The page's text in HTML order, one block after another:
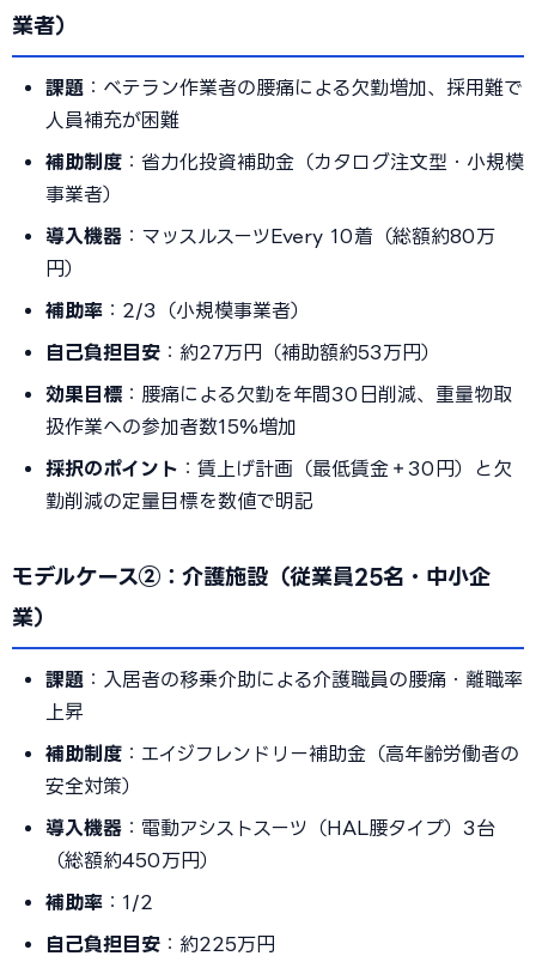
業者）
課題 ：ベテラン作業者の腰痛による欠勤増加、採用難で
人員補充が困難
補助制度 ：省力化投資補助金（カタログ注文型・小規模
事業者）
導入機器 ：マッスルスーツEvery 10着（総額約80万
円）
補助率 ：2/3（小規模事業者）
自己負担目安 ：約27万円（補助額約53万円）
効果目標 ：腰痛による欠勤を年間30日削減、重量物取
扱作業への参加者数15%増加
採択のポイント ：賃上げ計画（最低賃金＋30円）と欠
勤削減の定量目標を数値で明記
モデルケース②：介護施設（従業員25名・中小企
業）
課題 ：入居者の移乗介助による介護職員の腰痛・離職率
上昇
補助制度 ：エイジフレンドリー補助金（高年齢労働者の
安全対策）
導入機器 ：電動アシストスーツ（HAL腰タイプ）3台
（総額約450万円）
補助率 ：1/2
自己負担目安 ：約225万円